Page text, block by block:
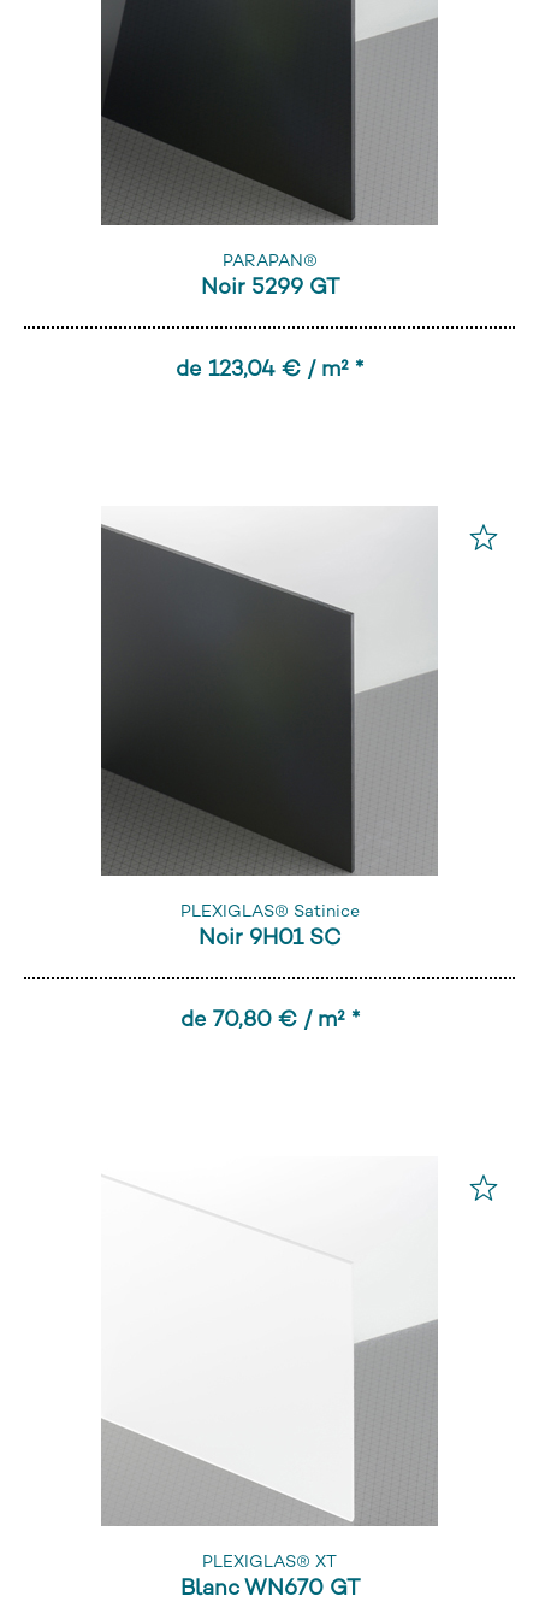
PARAPAN®
Noir 5299 GT
de 123,04 € / m² *
PLEXIGLAS® Satinice
Noir 9H01 SC
de 70,80 € / m² *
PLEXIGLAS® XT
Blanc WN670 GT